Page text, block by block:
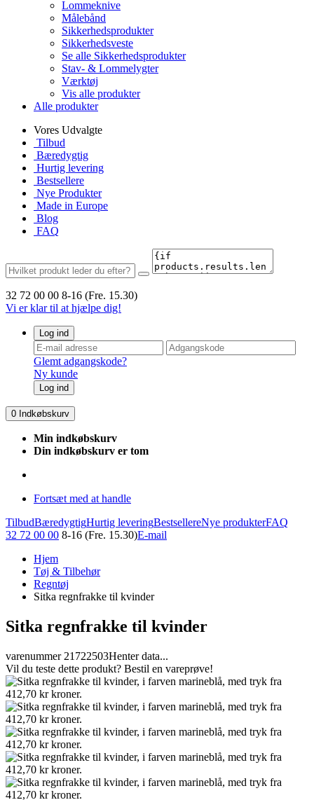
Lommeknive
Målebånd
Sikkerhedsprodukter
Sikkerhedsveste
Se alle Sikkerhedsprodukter
Stav- & Lommelygter
Værktøj
Vis alle produkter
Alle produkter
Vores Udvalgte
Tilbud
Bæredygtig
Hurtig levering
Bestsellere
Nye Produkter
Made in Europe
Blog
FAQ
32 72 00 00 8-16 (Fre. 15.30)
Vi er klar til at hjælpe dig!
Log ind
Glemt adgangskode?
Ny kunde
Log ind
0 Indkøbskurv
Min indkøbskurv
Din indkøbskurv er tom
Fortsæt med at handle
TilbudBæredygtigHurtig leveringBestsellereNye produkterFAQ
32 72 00 00 8-16 (Fre. 15.30)E-mail
Hjem
Tøj & Tilbehør
Regntøj
Sitka regnfrakke til kvinder
Sitka regnfrakke til kvinder
varenummer 21722503Henter data...
Vil du teste dette produkt? Bestil en vareprøve!